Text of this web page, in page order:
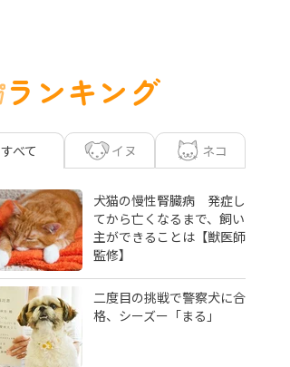
ランキング
すべて イヌ ネコ
犬猫の慢性腎臓病 発症し
てから亡くなるまで、飼い
主ができることは【獣医師
監修】
二度目の挑戦で警察犬に合
格、シーズー「まる」